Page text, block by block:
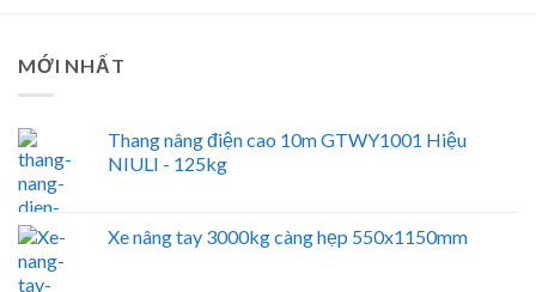
MỚI NHẤT
Thang nâng điện cao 10m GTWY1001 Hiệu
NIULI - 125kg
Xe nâng tay 3000kg càng hẹp 550x1150mm